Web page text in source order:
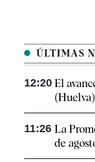
ÚLTIMAS
12:20 El
11:26 La
de